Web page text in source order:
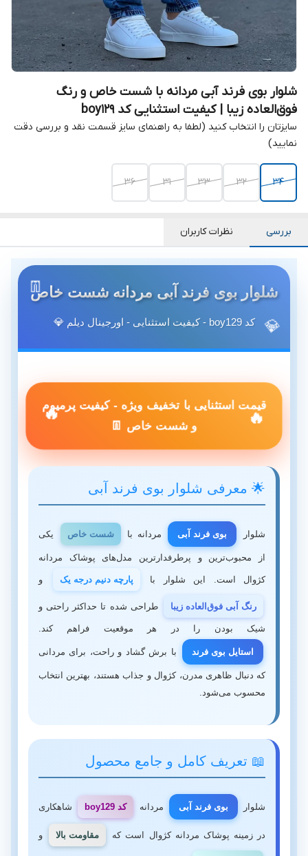
شلوار بوی فرند آبی مردانه با شست خاص و رنگ
فوق‌العاده زیبا | کیفیت استثنایی کد boy129
سایزتان را انتخاب کنید (لطفا به راهنمای سایز قسمت نقد و بررسی دقت
نمایید)
34
32
33
31
36
بررسی نظرات کاربران
شلوار بوی فرند آبی مردانه شست خاص
کد boy129 - کیفیت استثنایی - اورجینال دیلم 💎
قیمت استثنایی با تخفیف ویژه - کیفیت پرمیوم
و شست خاص 👖
🌟 معرفی شلوار بوی فرند آبی
شلوار بوی فرند آبی مردانه با شست خاص یکی
از محبوب‌ترین و پرطرفدارترین مدل‌های پوشاک مردانه
کژوال است. این شلوار با پارچه دنیم درجه یک و
رنگ آبی فوق‌العاده زیبا طراحی شده تا حداکثر راحتی و
شیک بودن را در هر موقعیت فراهم کند.
استایل بوی فرند با برش گشاد و راحت، برای مردانی
که دنبال ظاهری مدرن، کژوال و جذاب هستند، بهترین انتخاب
محسوب می‌شود.
📖 تعریف کامل و جامع محصول
شلوار بوی فرند آبی مردانه کد boy129 شاهکاری
در زمینه پوشاک مردانه کژوال است که مقاومت بالا و